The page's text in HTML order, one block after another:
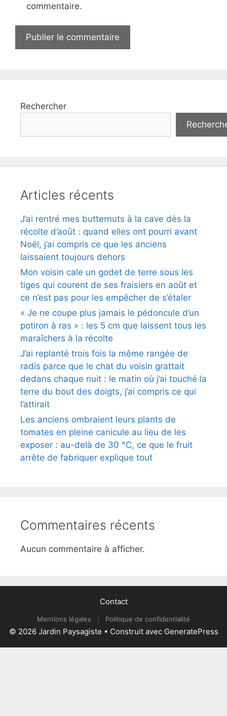
commentaire.
Rechercher
Articles récents
J’ai rentré mes butternuts à la cave dès la
récolte d’août : quand elles ont pourri avant
Noël, j’ai compris ce que les anciens
laissaient toujours dehors
Mon voisin cale un godet de terre sous les
tiges qui courent de ses fraisiers en août et
ce n’est pas pour les empêcher de s’étaler
« Je ne coupe plus jamais le pédoncule d’un
potiron à ras » : les 5 cm que laissent tous les
maraîchers à la récolte
J’ai replanté trois fois la même rangée de
radis parce que le chat du voisin grattait
dedans chaque nuit : le matin où j’ai touché la
terre du bout des doigts, j’ai compris ce qui
l’attirait
Les anciens ombraient leurs plants de
tomates en pleine canicule au lieu de les
exposer : au-delà de 30 °C, ce que le fruit
arrête de fabriquer explique tout
Commentaires récents
Aucun commentaire à afficher.
Contact
Mentions légales Politique de confidentialité
© 2026 Jardin Paysagiste • Construit avec GeneratePress